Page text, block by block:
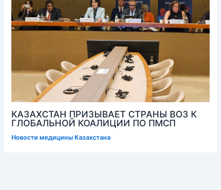
КАЗАХСТАН ПРИЗЫВАЕТ СТРАНЫ ВОЗ К
ГЛОБАЛЬНОЙ КОАЛИЦИИ ПО ПМСП
Новости медицины Казахстана